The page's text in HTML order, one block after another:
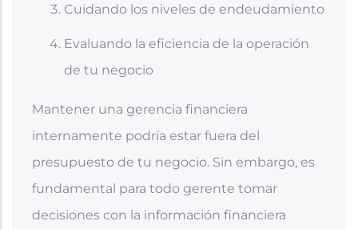
Cuidando los niveles de endeudamiento
Evaluando la eficiencia de la operación
de tu negocio
Mantener una gerencia financiera
internamente podría estar fuera del
presupuesto de tu negocio. Sin embargo, es
fundamental para todo gerente tomar
decisiones con la información financiera